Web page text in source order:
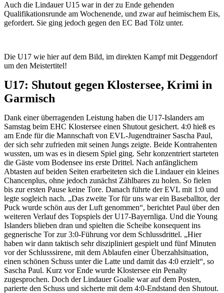
Auch die Lindauer U15 war in der zu Ende gehenden
Qualifikationsrunde am Wochenende, und zwar auf heimischem Eis,
gefordert. Sie ging jedoch gegen den EC Bad Tölz unter.
Die U17 wie hier auf dem Bild, im direkten Kampf mit Deggendorf
um den Meistertitel!
U17: Shutout gegen Klostersee, Krimi in
Garmisch
Dank einer überragenden Leistung haben die U17-Islanders am
Samstag beim EHC Klostersee einen Shutout gesichert. 4:0 hieß es
am Ende für die Mannschaft von EVL-Jugendtrainer Sascha Paul,
der sich sehr zufrieden mit seinen Jungs zeigte. Beide Kontrahenten
wussten, um was es in diesem Spiel ging. Sehr konzentriert starteten
die Gäste vom Bodensee ins erste Drittel. Nach anfänglichem
Abtasten auf beiden Seiten erarbeiteten sich die Lindauer ein kleines
Chancenplus, ohne jedoch zunächst Zählbares zu holen. So fielen
bis zur ersten Pause keine Tore. Danach führte der EVL mit 1:0 und
legte sogleich nach. „Das zweite Tor für uns war ein Baseballtor, der
Puck wurde schön aus der Luft genommen“, berichtet Paul über den
weiteren Verlauf des Topspiels der U17-Bayernliga. Und die Young
Islanders blieben dran und spielten die Scheibe konsequent ins
gegnerische Tor zur 3:0-Führung vor dem Schlussdrittel. „Hier
haben wir dann taktisch sehr diszipliniert gespielt und fünf Minuten
vor der Schlusssirene, mit dem Ablaufen einer Überzahlsituation,
einen schönen Schuss unter die Latte und damit das 4:0 erzielt“, so
Sascha Paul. Kurz vor Ende wurde Klostersee ein Penalty
zugesprochen. Doch der Lindauer Goalie war auf dem Posten,
parierte den Schuss und sicherte mit dem 4:0-Endstand den Shutout.